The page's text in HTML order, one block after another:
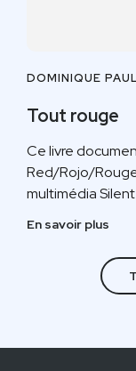
DOMINIQUE
Tout rouge
Ce livre
Red/Rojo/
multimédia
En savoir plus